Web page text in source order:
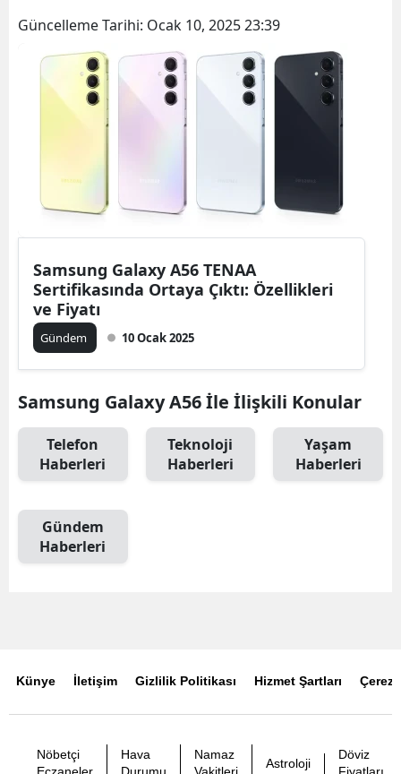
Güncelleme Tarihi: Ocak 10, 2025 23:39
Samsung Galaxy A56 TENAA
Sertifikasında Ortaya Çıktı: Özellikleri
ve Fiyatı
Gündem 10 Ocak 2025
Samsung Galaxy A56 İle İlişkili Konular
Telefon
Haberleri
Teknoloji
Haberleri
Yaşam
Haberleri
Gündem
Haberleri
Künye İletişim Gizlilik Politikası Hizmet Şartları Çerez
Nöbetçi
Hava
Namaz
Astroloji
Döviz